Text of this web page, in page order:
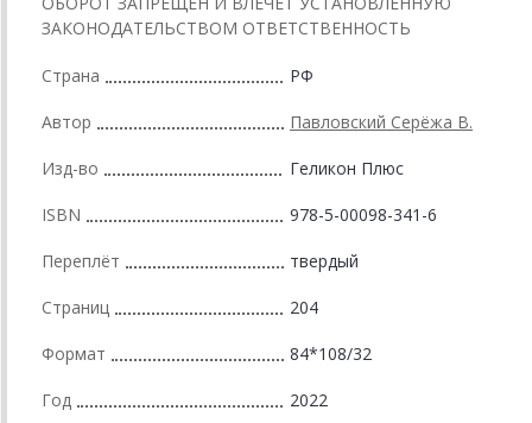
ЗАКОНОДАТЕЛЬСТВОМ ОТВЕТСТВЕННОСТЬ
Страна РФ
Автор Павловский Серёжа В.
Изд-во Геликон Плюс
ISBN 978-5-00098-341-6
Переплёт твердый
Страниц 204
Формат 84*108/32
Год 2022